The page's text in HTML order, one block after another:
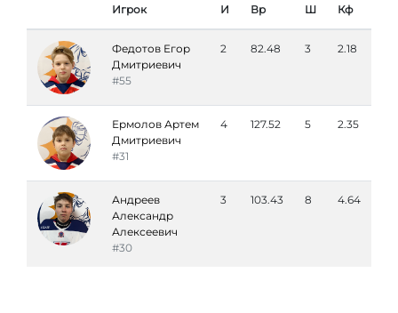
Игрок И Вр Ш Кф
Федотов Егор
Дмитриевич
#55
2 82.48 3 2.18
Ермолов Артем
Дмитриевич
#31
4 127.52 5 2.35
Андреев
Александр
Алексеевич
#30
3 103.43 8 4.64